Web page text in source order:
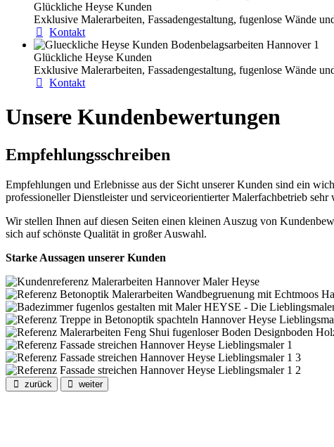
Glückliche Heyse Kunden
Exklusive Malerarbeiten, Fassadengestaltung, fugenlose Wände
Kontakt
Glückliche Heyse Kunden
Exklusive Malerarbeiten, Fassadengestaltung, fugenlose Wände
Kontakt
Unsere Kundenbewertungen
Empfehlungsschreiben
Empfehlungen und Erlebnisse aus der Sicht unserer Kunden sind ein
professioneller Dienstleister und serviceorientierter Malerfachbetrieb sehr
Wir stellen Ihnen auf diesen Seiten einen kleinen Auszug von
sich auf schönste Qualität in großer Auswahl.
Starke Aussagen unserer Kunden
zurück weiter